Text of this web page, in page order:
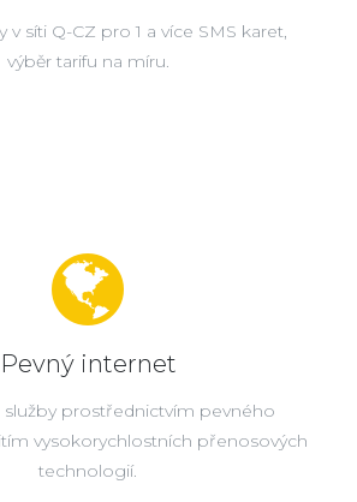
v síti Q-CZ pro 1 a více SMS karet,
výběr tarifu na míru.
Pevný internet
prostřednictvím pevného
vysokorychlostních přenosových
technologií.